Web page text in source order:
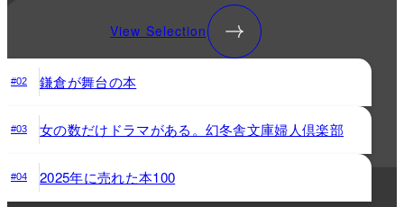
View Selection
#02 鎌倉が舞台の本
#03 女の数だけドラマがある。幻冬舎文庫婦人倶楽部
#04 2025年に売れた本100